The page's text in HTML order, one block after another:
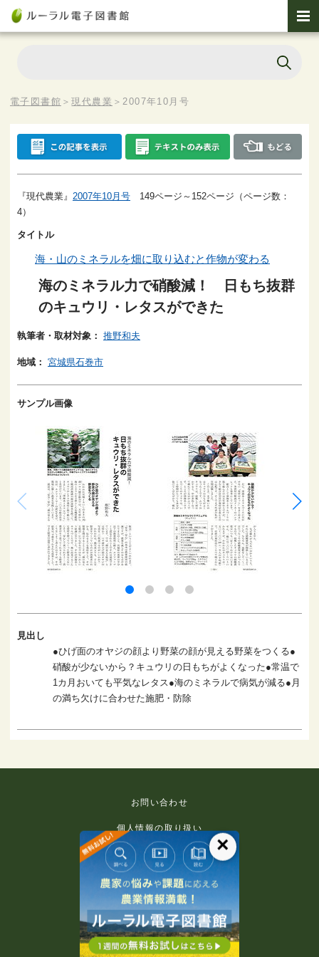
電子図書館 ＞現代農業 ＞2007年10月号
『現代農業』 2007年10月号 149ページ～152ページ（ページ数：
4）
タイトル
海・山のミネラルを畑に取り込むと作物が変わる
海のミネラル力で硝酸減！ 日もち抜群
のキュウリ・レタスができた
執筆者・取材対象： 推野和夫
地域： 宮城県石巻市
サンプル画像
見出し
●ひげ面のオヤジの顔より野菜の顔が見える野菜をつくる●
硝酸が少ないから？キュウリの日もちがよくなった●常温で
1カ月おいても平気なレタス●海のミネラルで病気が減る●月
の満ち欠けに合わせた施肥・防除
お問い合わせ
個人情報の取り扱い
免責事項
利用規約
推奨環境
著作権等について
×